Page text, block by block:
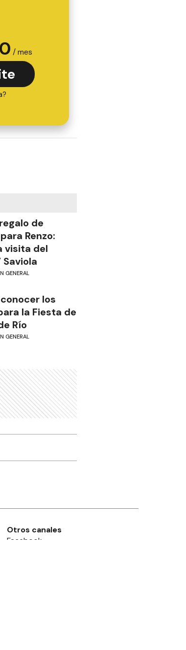
/ mes
de
Renzo:
visita del
Saviola
GENERAL
los
la Fiesta de
Río
GENERAL
Otros canales
Facebook